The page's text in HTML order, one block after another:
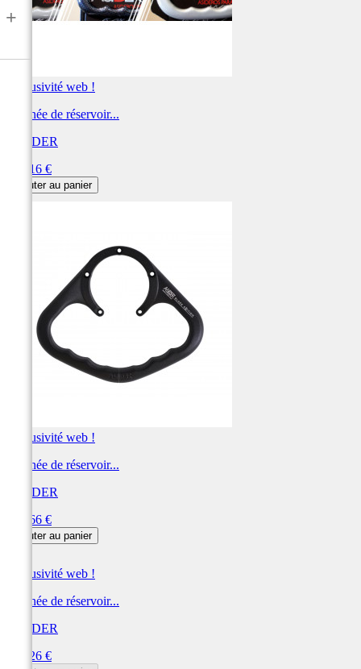
+
Exclusivité web !
Poignée de réservoir...
A-SIDER
252,16 €
Ajouter au panier
Exclusivité web !
Poignée de réservoir...
A-SIDER
214,66 €
Ajouter au panier
Exclusivité web !
Poignée de réservoir...
A-SIDER
208,26 €